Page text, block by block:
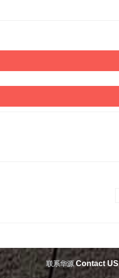
联系华源Contact US